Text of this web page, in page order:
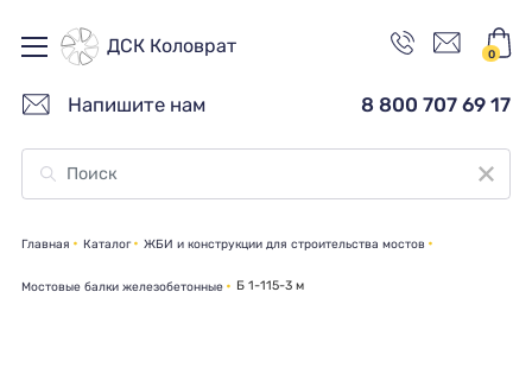
ДСК Коловрат 0
Напишите нам 8 800 707 69 17
Главная Каталог ЖБИ и конструкции для строительства мостов
Мостовые балки железобетонные Б 1-115-3 м